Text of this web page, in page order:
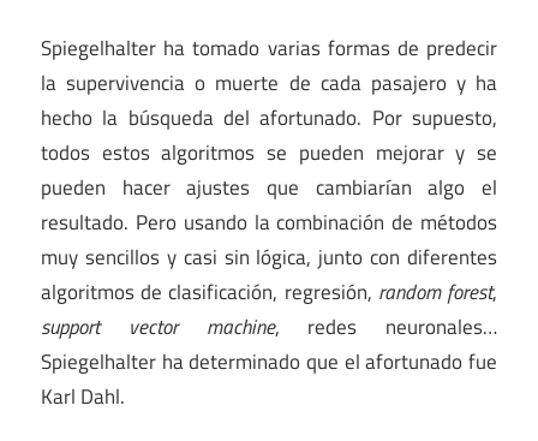
Spiegelhalter ha tomado varias formas de predecir
la supervivencia o muerte de cada pasajero y ha
hecho la búsqueda del afortunado. Por supuesto,
todos estos algoritmos se pueden mejorar y se
pueden hacer ajustes que cambiarían algo el
resultado. Pero usando la combinación de métodos
muy sencillos y casi sin lógica, junto con diferentes
algoritmos de clasificación, regresión, random forest,
support vector machine, redes neuronales…
Spiegelhalter ha determinado que el afortunado fue
Karl Dahl.